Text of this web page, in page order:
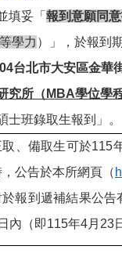
填妥「 報到意願同
學力 ）」，於報到
台北市大安區金華
究所（MBA學位學
士班錄取生報到」。
取、備取生可於115
，公告於本所網頁（
於報到遞補結果公告
內（即115年4月23